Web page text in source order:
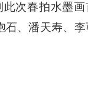
次春拍水墨画
石、潘天寿、李